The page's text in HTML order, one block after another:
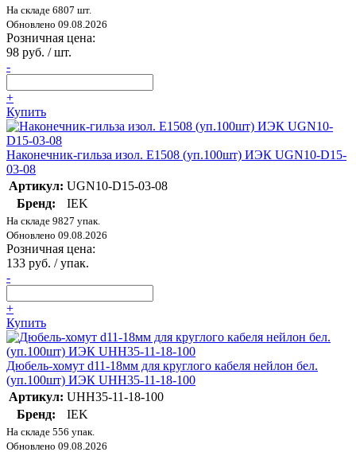
На складе 6807 шт.
Обновлено 09.08.2026
Розничная цена:
98 руб. / шт.
-
+
Купить
Наконечник-гильза изол. Е1508 (уп.100шт) ИЭК UGN10-D15-
03-08
Артикул: UGN10-D15-03-08
Бренд:
IEK
На складе 9827 упак.
Обновлено 09.08.2026
Розничная цена:
133 руб. / упак.
-
+
Купить
Дюбель-хомут d11-18мм для круглого кабеля нейлон бел.
(уп.100шт) ИЭК UHH35-11-18-100
Артикул: UHH35-11-18-100
Бренд:
IEK
На складе 556 упак.
Обновлено 09.08.2026